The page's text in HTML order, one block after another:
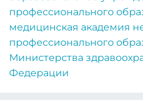
профессионального
медицинская академия
профессионального
Министерства
Федерации